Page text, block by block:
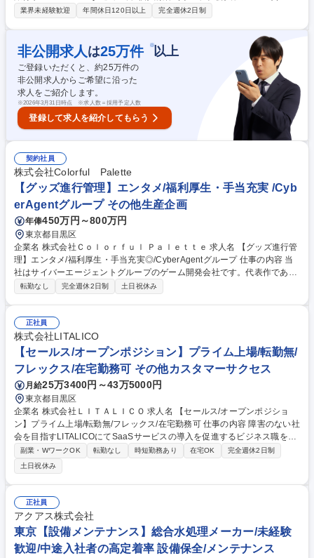
けのライフコンサルティング営業をお任せします。 集客はインバウンド中
ます。顧客のニーズをヒアリングし、最適な教育旅行プランの提案から、
海外渡航後の住まい・仕事・結婚・移住までの様々なライフステージ・サ
ービス接点におけるコンサルティングを行います。出発から帰国後まで伴
走し、顧客の人生（ライフチェンジ）に深く寄り添うポジションです。 募
集職種 【グローバル拠点拡大中】国内No.1 海外教育旅行サービス/ライフ
コンサルタント
業界未経験歓迎 年間休日120日以上 完全週休2日制
非公開求人 は25万件 ※以上
ご登録いただくと、約25万件の
非公開求人からご希望に沿った
求人をご紹介します。
※2026年3月31日時点 ※求人数＝採用予定人数
登録して求人を紹介してもらう
契約社員
株式会社Colorful Palette
【グッズ進行管理】エンタメ/福利厚生・手当充実 /Cyb
erAgentグループ その他生産企画
年俸450万円～800万円
東京都目黒区
企業名 株式会社Ｃｏｌｏｒｆｕｌ Ｐａｌｅｔｔｅ 求人名 【グッズ進行管
理】エンタメ/福利厚生・手当充実◎/CyberAgentグループ 仕事の内容 当
社はサイバーエージェントグループのゲーム開発会社です。代表作である
『プロジェクトセカイ カラフルステージ！ feat. 初音ミク』の開発・運営
国内外の卸先対応等の全体を推進。ユーザーの反響をダイレクトに感じら
れるやりがいのあるポジションです。 【具体的には】■自社タイトルのグ
ッズ事業における全体の進行・タスク管理 ■スケジュール調整および予実
管理 ■国内外の卸先企業への各種対応 ■権利業務に関わる対応 募集職種
【グッズ進行管理】エンタメ/福利厚生・手当充実◎/CyberAgentグループ
転勤なし 完全週休2日制 土日祝休み
正社員
株式会社LITALICO
【セールス/オープンポジション】プライム上場/転勤無/
フレックス/在宅勤務可 その他カスタマーサクセス
月給25万3400円～43万5000円
東京都目黒区
企業名 株式会社ＬＩＴＡＬＩＣＯ 求人名 【セールス/オープンポジショ
ン】プライム上場/転勤無/フレックス/在宅勤務可 仕事の内容 障害のない社
会を目指すLITALICOにてSaaSサービスの導入を促進するビジネス職を募
集します。顧客開拓・顧客育成・活用支援のいずれかのポジションで社会
課題解決と事業成長に貢献していただきます。 福祉施設が抱える課題に対
し業界特化型のSaaS（クラウドで提供されるソフトウェア）を活用し、
業務効率化やサービス向上を支援■新規顧客への導入提案を行うフィール
ドセールス■見込み顧客の創出と育成を担うインサイドセールス■導入後の
定着・活用支援を行うカスタマーサクセスのいずれかに配属されます。困
難を抱える人と環境の両方にアプローチし、社会の障害をなくすプラット
フォーム事業のグロースに貢献頂きます。 募集職種 【セールス/オープン
ポジション】プライム上場/転勤無/フレックス/在宅勤務可
副業・WワークOK 転勤なし 時短勤務あり 在宅OK
完全週休2日制
土日祝休み
正社員
アクアス株式会社
東京【設備メンテナンス】総合水処理メーカー/未経験
歓迎/中途入社者の高定着率 設備保全/メンテナンス